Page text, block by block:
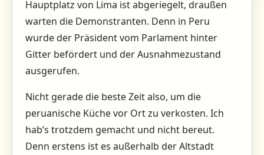
Hauptplatz von Lima ist abgeriegelt, draußen
warten die Demonstranten. Denn in Peru
wurde der Präsident vom Parlament hinter
Gitter befördert und der Ausnahmezustand
ausgerufen.
Nicht gerade die beste Zeit also, um die
peruanische Küche vor Ort zu verkosten. Ich
hab’s trotzdem gemacht und nicht bereut.
Denn erstens ist es außerhalb der Altstadt